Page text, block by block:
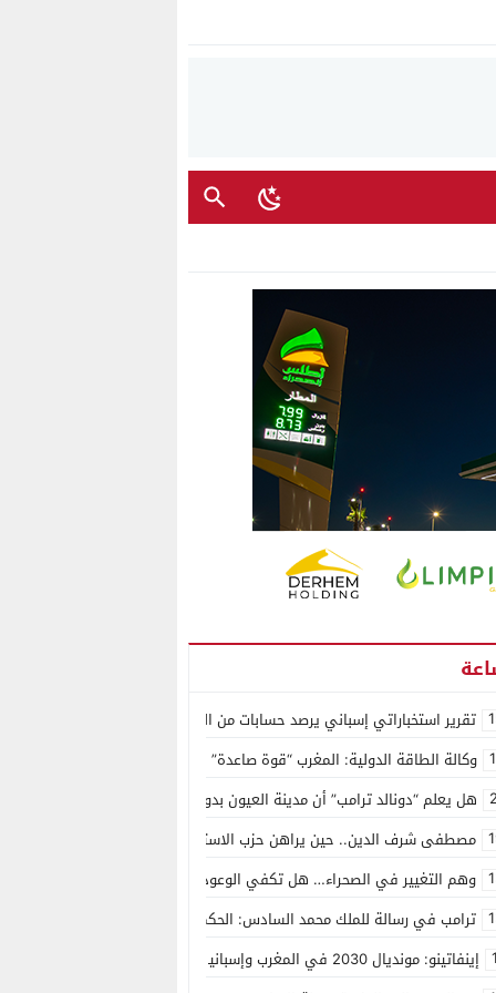
تقرير استخباراتي إسباني يرصد حسابات من الجزائر وأرقاما بـ”213+” ضمن حملة رقمية منظمة حرّضت على اقتحام سبتة
وكالة الطاقة الدولية: المغرب “قوة صاعدة” في سوق المعادن الاستراتيجية
هل يعلم “دونالد ترامب” أن مدينة العيون بدون ماء؟
مصطفى شرف الدين.. حين يراهن حزب الاستقلال على الكفاءة ويمنح الشباب
وهم التغيير في الصحراء… هل تكفي الوعود الفارغة لصناعة الواقع؟
ترامب في رسالة للملك محمد السادس: الحكم الذاتي هو الأساس الوحيد لحل
إينفاتينو: مونديال 2030 في المغرب وإسبانيا والبرتغال سيكون “الأجمل في التاريخ”